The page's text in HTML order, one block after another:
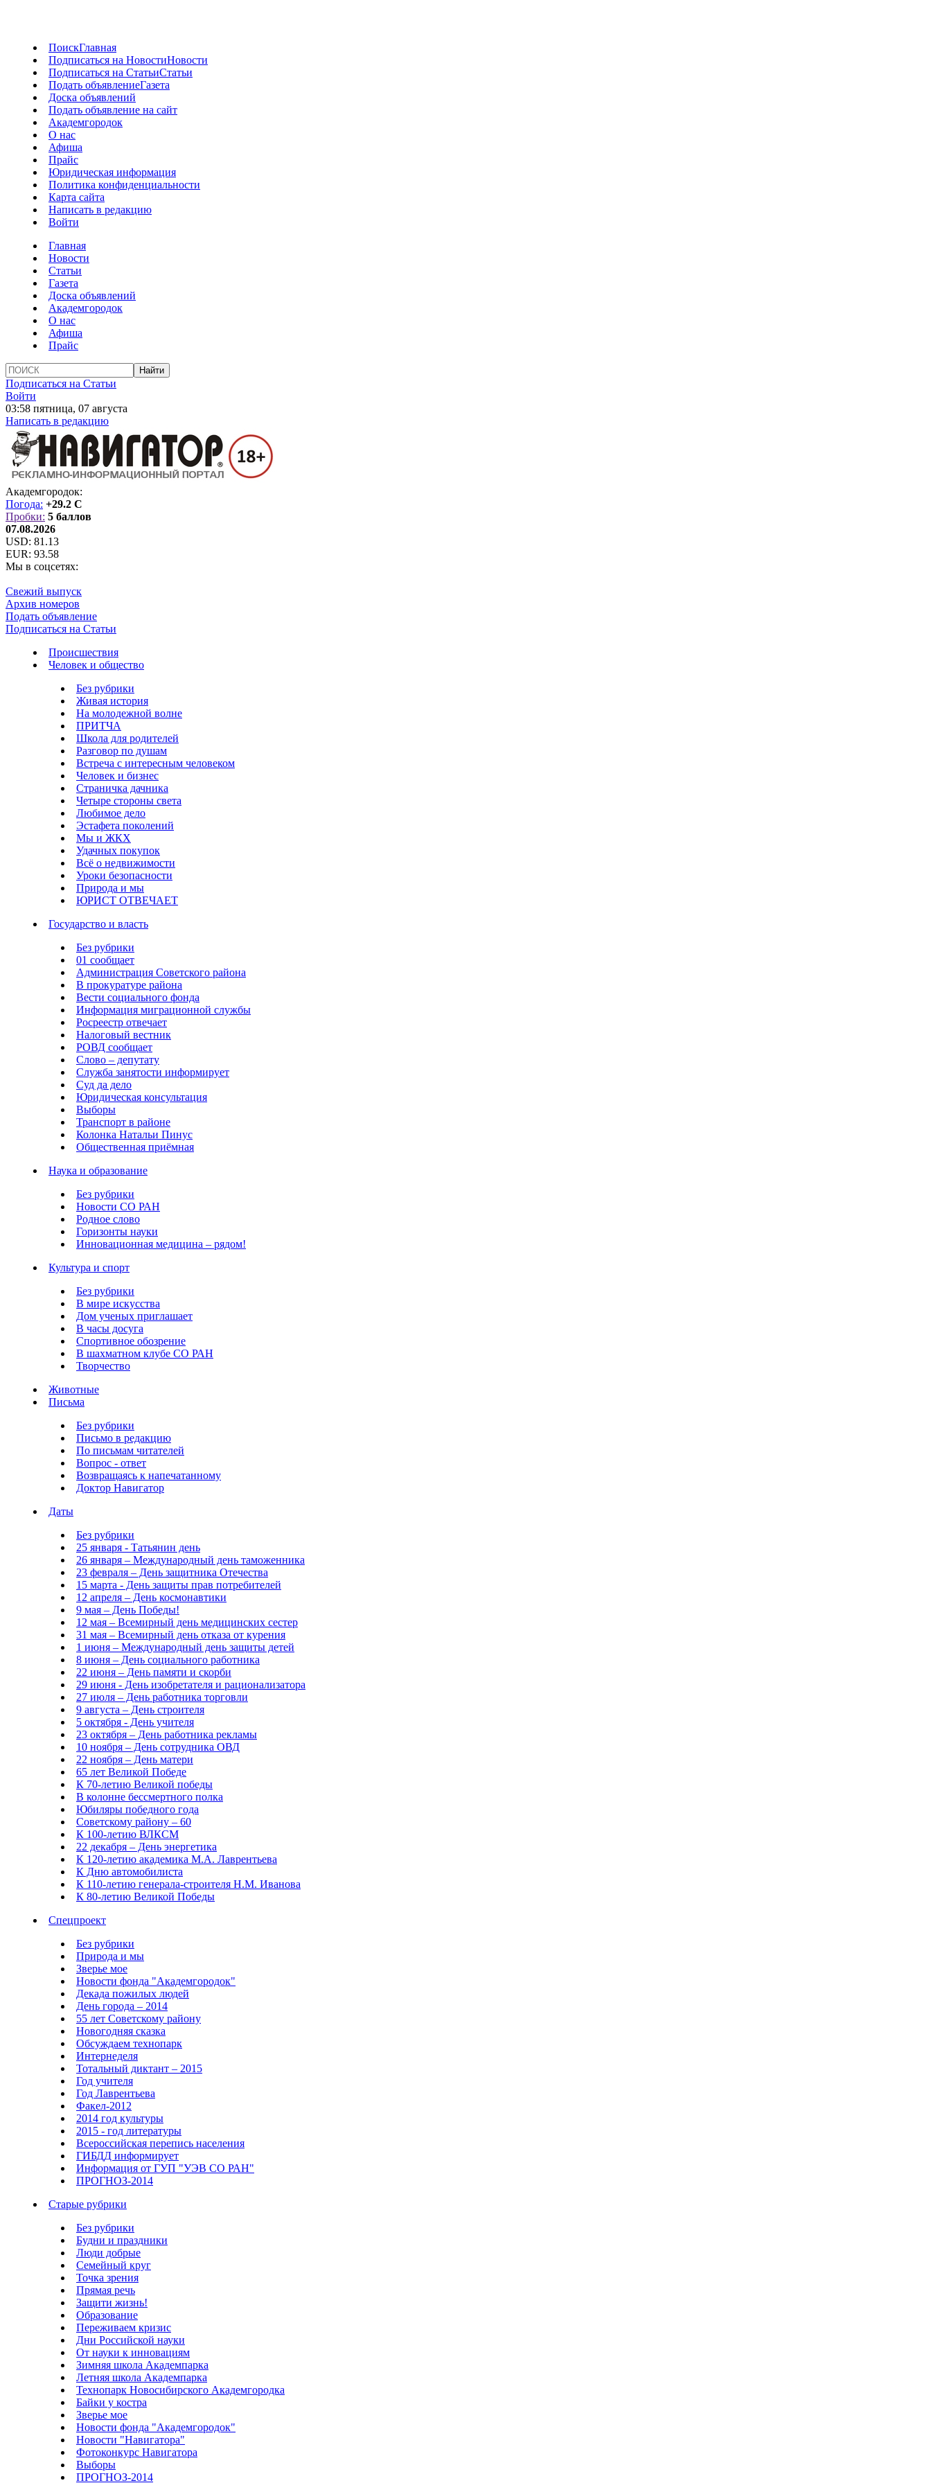
ПоискГлавная
Подписаться на НовостиНовости
Подписаться на СтатьиСтатьи
Подать объявлениеГазета
Доска объявлений
Подать объявление на сайт
Академгородок
О нас
Афиша
Прайс
Юридическая информация
Политика конфиденциальности
Карта сайта
Написать в редакцию
Войти
Главная
Новости
Статьи
Газета
Доска объявлений
Академгородок
О нас
Афиша
Прайс
Подписаться на Статьи
Войти
03:58 пятница, 07 августа
Написать в редакцию
Академгородок:
Погода: +29.2 C
Пробки: 5 баллов
07.08.2026
USD: 81.13
EUR: 93.58
Мы в соцсетях:
Свежий выпуск
Архив номеров
Подать объявление
Подписаться на Статьи
Происшествия
Человек и общество
Без рубрики
Живая история
На молодежной волне
ПРИТЧА
Школа для родителей
Разговор по душам
Встреча с интересным человеком
Человек и бизнес
Страничка дачника
Четыре стороны света
Любимое дело
Эстафета поколений
Мы и ЖКХ
Удачных покупок
Всё о недвижимости
Уроки безопасности
Природа и мы
ЮРИСТ ОТВЕЧАЕТ
Государство и власть
Без рубрики
01 сообщает
Администрация Советского района
В прокуратуре района
Вести социального фонда
Информация миграционной службы
Росреестр отвечает
Налоговый вестник
РОВД сообщает
Слово – депутату
Служба занятости информирует
Суд да дело
Юридическая консультация
Выборы
Транспорт в районе
Колонка Натальи Пинус
Общественная приёмная
Наука и образование
Без рубрики
Новости СО РАН
Родное слово
Горизонты науки
Инновационная медицина – рядом!
Культура и спорт
Без рубрики
В мире искусства
Дом ученых приглашает
В часы досуга
Спортивное обозрение
В шахматном клубе СО РАН
Творчество
Животные
Письма
Без рубрики
Письмо в редакцию
По письмам читателей
Вопрос - ответ
Возвращаясь к напечатанному
Доктор Навигатор
Даты
Без рубрики
25 января - Татьянин день
26 января – Международный день таможенника
23 февраля – День защитника Отечества
15 марта - День защиты прав потребителей
12 апреля – День космонавтики
9 мая – День Победы!
12 мая – Всемирный день медицинских сестер
31 мая – Всемирный день отказа от курения
1 июня – Международный день защиты детей
8 июня – День социального работника
22 июня – День памяти и скорби
29 июня - День изобретателя и рационализатора
27 июля – День работника торговли
9 августа – День строителя
5 октября - День учителя
23 октября – День работника рекламы
10 ноября – День сотрудника ОВД
22 ноября – День матери
65 лет Великой Победе
К 70-летию Великой победы
В колонне бессмертного полка
Юбиляры победного года
Советскому району – 60
К 100-летию ВЛКСМ
22 декабря – День энергетика
К 120-летию академика М.А. Лаврентьева
К Дню автомобилиста
К 110-летию генерала-строителя Н.М. Иванова
К 80-летию Великой Победы
Спецпроект
Без рубрики
Природа и мы
Зверье мое
Новости фонда "Академгородок"
Декада пожилых людей
День города – 2014
55 лет Советскому району
Новогодняя сказка
Обсуждаем технопарк
Интернеделя
Тотальный диктант – 2015
Год учителя
Год Лаврентьева
Факел-2012
2014 год культуры
2015 - год литературы
Всероссийская перепись населения
ГИБДД информирует
Информация от ГУП "УЭВ СО РАН"
ПРОГНОЗ-2014
Старые рубрики
Без рубрики
Будни и праздники
Люди добрые
Семейный круг
Точка зрения
Прямая речь
Защити жизнь!
Образование
Переживаем кризис
Дни Российской науки
От науки к инновациям
Зимняя школа Академпарка
Летняя школа Академпарка
Технопарк Новосибирского Академгородка
Байки у костра
Зверье мое
Новости фонда "Академгородок"
Новости "Навигатора"
Фотоконкурс Навигатора
Выборы
ПРОГНОЗ-2014